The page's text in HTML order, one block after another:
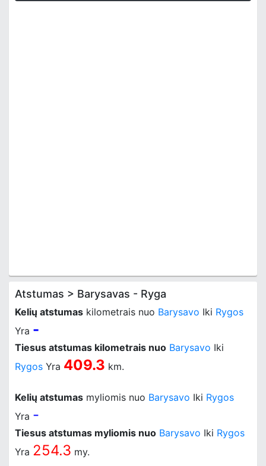
Atstumas > Barysavas - Ryga
Kelių atstumas kilometrais nuo Barysavo Iki Rygos
Yra -
Tiesus atstumas kilometrais nuo Barysavo Iki
Rygos Yra 409.3 km.
Kelių atstumas myliomis nuo Barysavo Iki Rygos
Yra -
Tiesus atstumas myliomis nuo Barysavo Iki Rygos
Yra 254.3 my.